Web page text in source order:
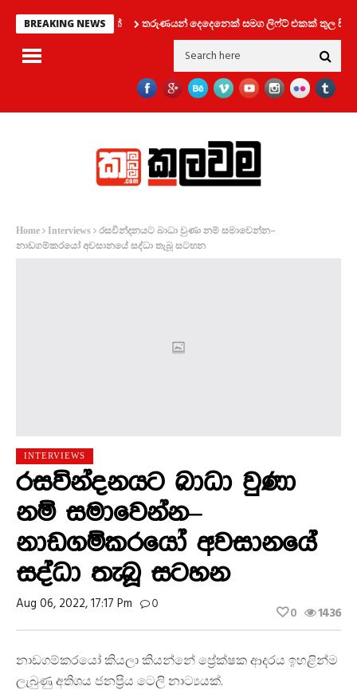
BREAKING NEWS තරුණයන් දෙදෙනෙක් සමග ලිෆ්ට් එකක් තුල සිර වූ කත
Home Interviews
රසවින්දනයට බාධා වුණා නම් සමාවෙන්න–
නාඩගම්කරයෝ අවසානයේ සද්ධා තැබූ සටහන
INTERVIEWS
රසවින්දනයට බාධා වුණා
නම් සමාවෙන්න–
නාඩගම්කරයෝ අවසානයේ
සද්ධා තැබූ සටහන
Aug 06, 2022, 17:17 Pm 0 1436
0
නාඩගම්කරයෝ කියලා කියන්නේ ප්‍රේක්ෂක ආදරය ඉහළින්ම
ලැබුණු අතිශය ජනප්‍රිය ටෙලි නාට්‍යයක්.